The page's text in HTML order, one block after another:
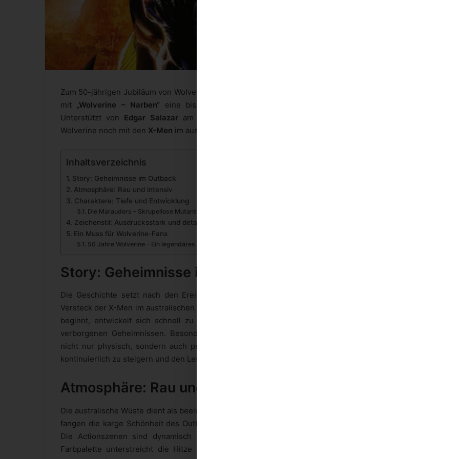
Zum 50-jährigen Jubiläum von Wolverine kehrt der legendäre Autor
mit
„Wolverine – Narben“ eine bisher unerzählte Episode aus Logans Leben zu präsentieren.
Unterstützt von Edgar Salazar am Zeichenbrett, entführt uns diese Miniserie in eine Zeit, als
Wolverine noch mit den X-Men im australischen Outback operierte.
Inhaltsverzeichnis
Story: Geheimnisse im Outback
Atmosphäre: Rau und intensiv
Charaktere: Tiefe und Entwicklung
Die Marauders – Skrupellose Mutanten-Killer im Dienst von Mister Sinister
Zeichenstil: Ausdrucksstark und detailliert
Ein Muss für Wolverine-Fans
50 Jahre Wolverine – Ein legendäres Jubiläum
Story: Geheimnisse im Outback
Die Geschichte setzt nach den Ereignissen von
Versteck der X-Men im australischen Outback für eine persönliche Mission. Was als einfacher Auftrag
beginnt, entwickelt sich schnell zu einer komplexen Auseinandersetzung mit alten Feinden und
verborgenen Geheimnissen. Besonders hervorzuheben ist die Konfrontation mit
nicht nur physisch, sondern auch psychologisch intensiv ist. Claremont gelingt es, die Spannung
kontinuierlich zu steigern und den Leser in den Bann zu ziehen.
Atmosphäre: Rau und intensiv
Die australische Wüste dient als beeindruckende Kulisse für diese Geschichte. Salazars Zeichnungen
fangen die karge Schönheit des Outbacks ein und schaffen eine dichte, fast greifbare Atmosphäre.
Die Actionszenen sind dynamisch und brutal, passend zu Wolverines ungezähmter Natur. Die
Farbpalette unterstreicht die Hitze und Trostlosigkeit der Umgebung, was die Isolation und die